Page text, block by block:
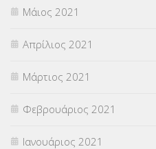
Μάιος 2021
Απρίλιος 2021
Μάρτιος 2021
Φεβρουάριος 2021
Ιανουάριος 2021